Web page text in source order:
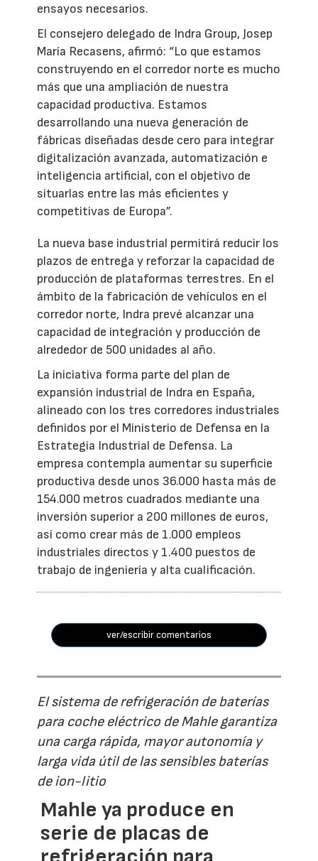
ensayos necesarios.
El consejero delegado de Indra Group, Josep
María Recasens, afirmó: “Lo que estamos
construyendo en el corredor norte es mucho
más que una ampliación de nuestra
capacidad productiva. Estamos
desarrollando una nueva generación de
fábricas diseñadas desde cero para integrar
digitalización avanzada, automatización e
inteligencia artificial, con el objetivo de
situarlas entre las más eficientes y
competitivas de Europa”.
La nueva base industrial permitirá reducir los
plazos de entrega y reforzar la capacidad de
producción de plataformas terrestres. En el
ámbito de la fabricación de vehículos en el
corredor norte, Indra prevé alcanzar una
capacidad de integración y producción de
alrededor de 500 unidades al año.
La iniciativa forma parte del plan de
expansión industrial de Indra en España,
alineado con los tres corredores industriales
definidos por el Ministerio de Defensa en la
Estrategia Industrial de Defensa. La
empresa contempla aumentar su superficie
productiva desde unos 36.000 hasta más de
154.000 metros cuadrados mediante una
inversión superior a 200 millones de euros,
así como crear más de 1.000 empleos
industriales directos y 1.400 puestos de
trabajo de ingeniería y alta cualificación.
ver/escribir comentarios
El sistema de refrigeración de baterías
para coche eléctrico de Mahle garantiza
una carga rápida, mayor autonomía y
larga vida útil de las sensibles baterías
de ion-litio
Mahle ya produce en
serie de placas de